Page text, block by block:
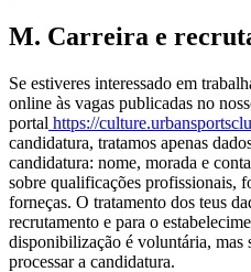
M. Carreira e
Se estiveres interessado em
online às vagas publicadas no
portal https://
candidatura, tratamos apenas
candidatura: nome, morada e
sobre qualificações profissionais,
forneças. O tratamento dos teus
recrutamento e para o
disponibilização é voluntária, mas
processar a candidatura.